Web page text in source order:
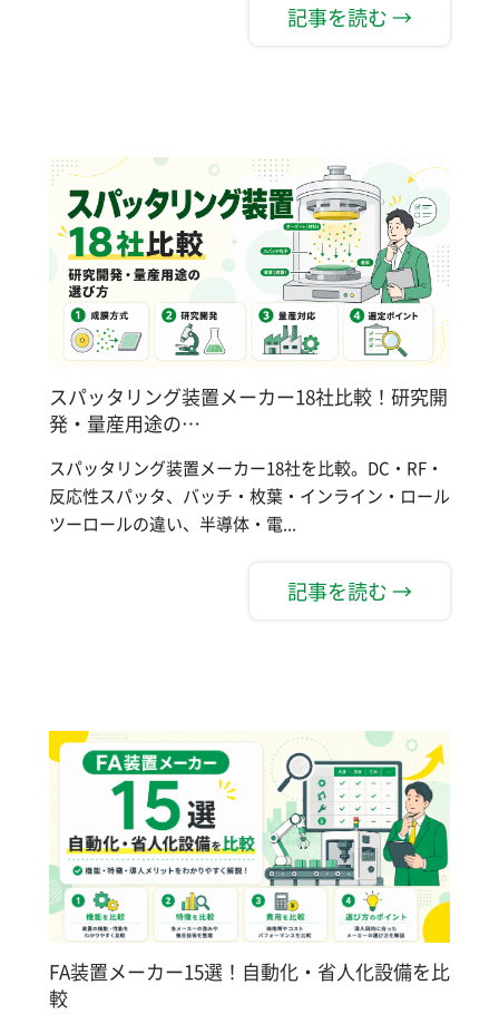
記事を読む →
スパッタリング装置メーカー18社比較！研究開
発・量産用途の…
スパッタリング装置メーカー18社を比較。DC・RF・
反応性スパッタ、バッチ・枚葉・インライン・ロール
ツーロールの違い、半導体・電...
記事を読む →
FA装置メーカー15選！自動化・省人化設備を比
較